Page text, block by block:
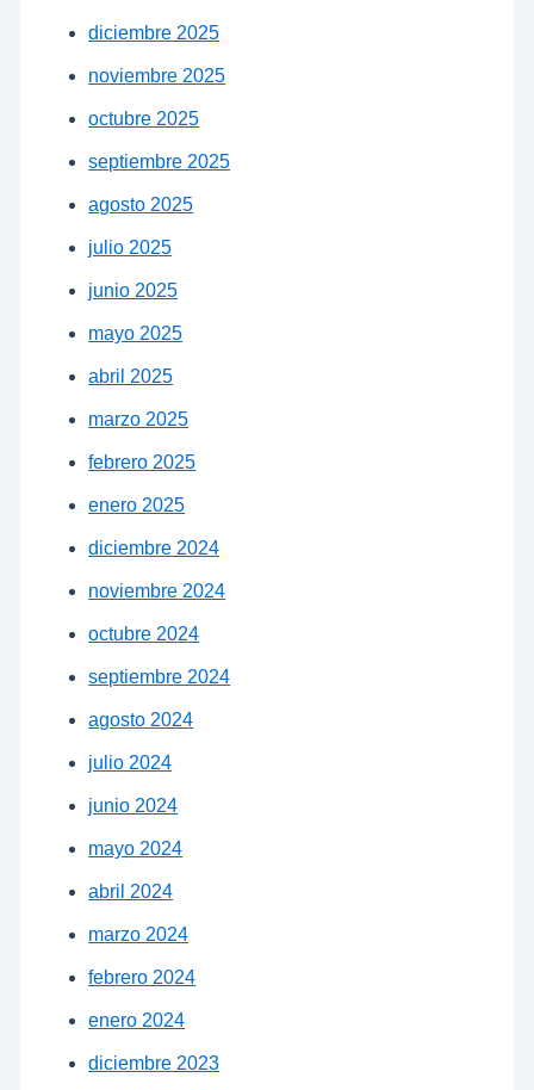
diciembre 2025
noviembre 2025
octubre 2025
septiembre 2025
agosto 2025
julio 2025
junio 2025
mayo 2025
abril 2025
marzo 2025
febrero 2025
enero 2025
diciembre 2024
noviembre 2024
octubre 2024
septiembre 2024
agosto 2024
julio 2024
junio 2024
mayo 2024
abril 2024
marzo 2024
febrero 2024
enero 2024
diciembre 2023